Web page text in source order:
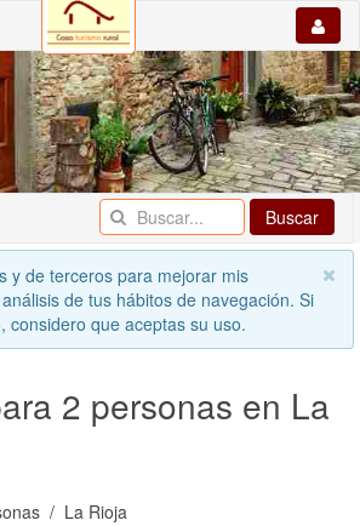
Buscar
y de terceros para mejorar mis
de tus hábitos de navegación. Si
considero que aceptas su uso.
2 personas en La
La Rioja